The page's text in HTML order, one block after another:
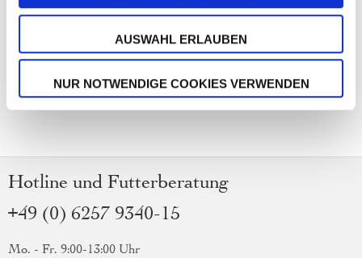
AUSWAHL ERLAUBEN
NUR NOTWENDIGE COOKIES VERWENDEN
Hotline und Futterberatung
+49 (0) 6257 9340-15
Mo. - Fr. 9:00-13:00 Uhr